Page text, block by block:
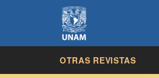
OTRAS REVISTAS